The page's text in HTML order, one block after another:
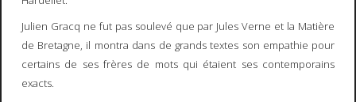
Julien Gracq ne fut pas soulevé que par Jules Verne et la Matière
de Bretagne, il montra dans de grands textes son empathie pour
certains de ses frères de mots qui étaient ses contemporains
exacts.